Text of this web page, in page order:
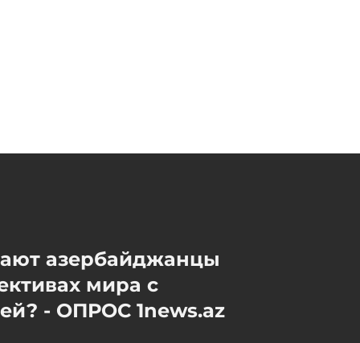
Сегодня, 14:15
азербайджанцы
мира с
- ОПРОС 1news.az